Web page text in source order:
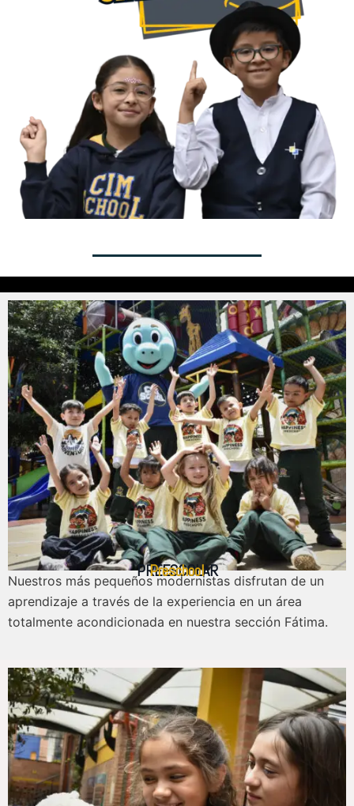
PREESCOLAR
Preschool
Nuestros más pequeños modernistas disfrutan de un
aprendizaje a través de la experiencia en un área
totalmente acondicionada en nuestra sección Fátima.